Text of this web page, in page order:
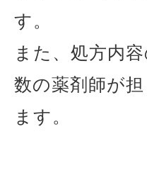
す。
また、処方内
数の薬剤師が
ます。